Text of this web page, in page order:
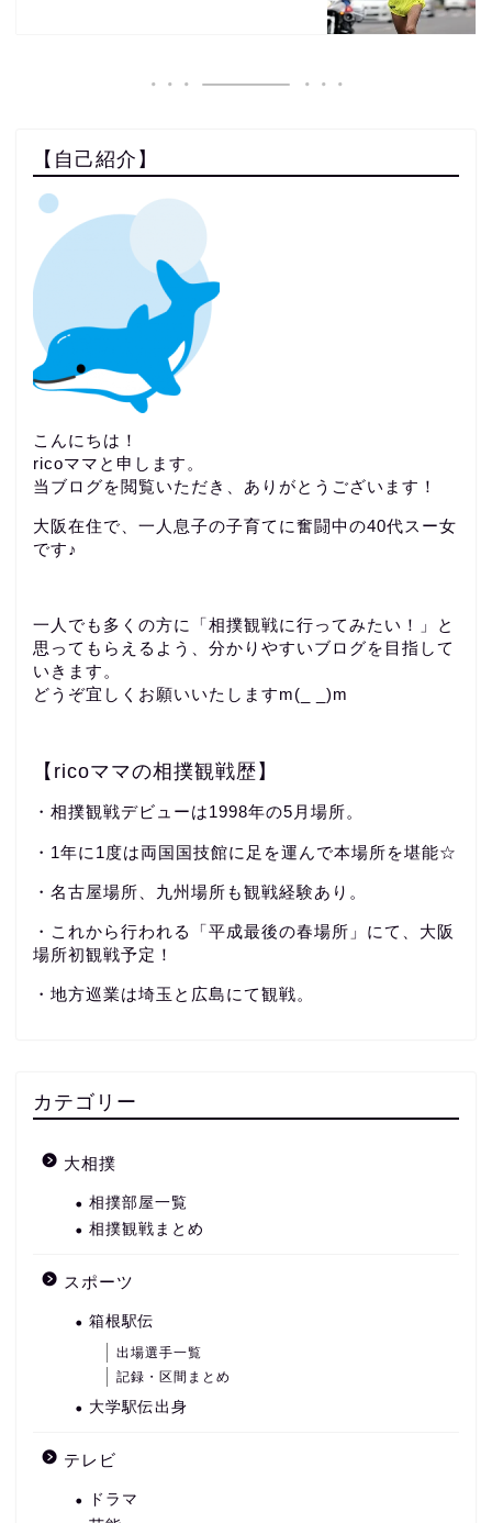
【自己紹介】
こんにちは！
ricoママと申します。
当ブログを閲覧いただき、ありがとうございます！
大阪在住で、一人息子の子育てに奮闘中の40代スー女
です♪
一人でも多くの方に「相撲観戦に行ってみたい！」と
思ってもらえるよう、分かりやすいブログを目指して
いきます。
どうぞ宜しくお願いいたしますm(_ _)m
【ricoママの相撲観戦歴】
・相撲観戦デビューは1998年の5月場所。
・1年に1度は両国国技館に足を運んで本場所を堪能☆
・名古屋場所、九州場所も観戦経験あり。
・これから行われる「平成最後の春場所」にて、大阪
場所初観戦予定！
・地方巡業は埼玉と広島にて観戦。
カテゴリー
大相撲
相撲部屋一覧
相撲観戦まとめ
スポーツ
箱根駅伝
出場選手一覧
記録・区間まとめ
大学駅伝出身
テレビ
ドラマ